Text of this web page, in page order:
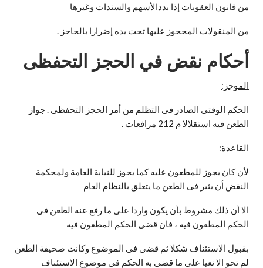
من قانون العقوبات إذا بددالأسهم والسندات وغيرها
من المنقولات المحجوز عليها تحت يده إضرارا بالحاجز .
أحكام نقض في الحجز التحفظى
الموجز:
الحكم الوقتى الصادر فى التظلم من أمر الحجز التحفظى . جواز
الطعن فيه استقلالا م 212 مرافعات .
القاعدة:
لأن كان يجوز للمطعون عليه كما يجوز للنيابة العامة ولمحكمة
النقض أن يثير فى الطعن ما يتعلق بالنظام العام
الا أن ذلك مشروط بأن يكون واردا على ما رفع عنه الطعن فى
الحكم المطعون فيه ، فان قضى الحكم المطعون فيه
بقبول الاستئناف شكلا ثم قضى فى الموضوع وكانت صحيفة الطعن
لم تحو الا نعيا على ما قضى به الحكم فى موضوع الاستئناف